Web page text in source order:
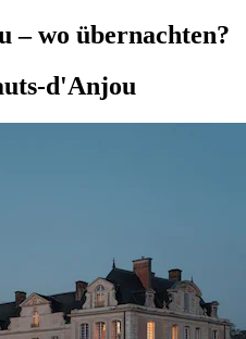
– wo übernachten?
d'Anjou